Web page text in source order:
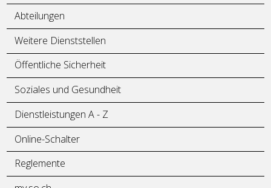
Abteilungen
Weitere Dienststellen
Öffentliche Sicherheit
Soziales und Gesundheit
Dienstleistungen A - Z
Online-Schalter
Reglemente